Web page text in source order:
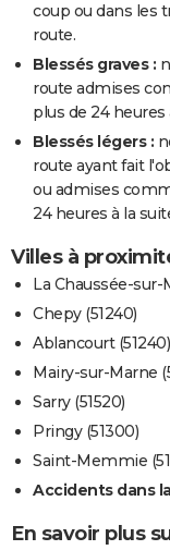
coup ou dans les
route.
Blessés graves :
route admises
plus de 24 heures
Blessés légers :
route ayant fait
ou admises
24 heures à la
Villes à
La Chaussée-sur-
Chepy (51240)
Ablancourt (51240)
Mairy-sur-Marne
Sarry (51520)
Pringy (51300)
Saint-Memmie
Accidents dans
En savoir plus